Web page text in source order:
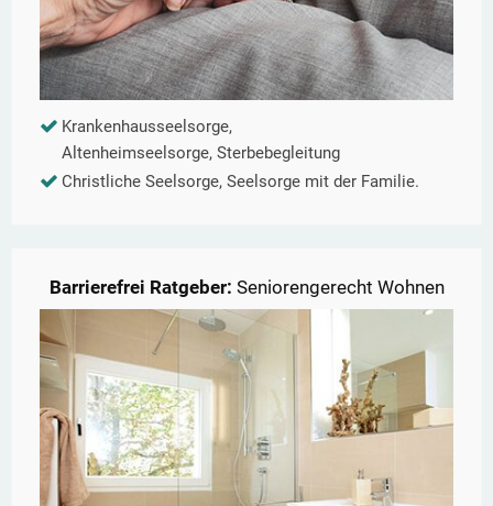
Krankenhausseelsorge,
Altenheimseelsorge, Sterbebegleitung
Christliche Seelsorge, Seelsorge mit der Familie.
Barrierefrei Ratgeber: Seniorengerecht Wohnen